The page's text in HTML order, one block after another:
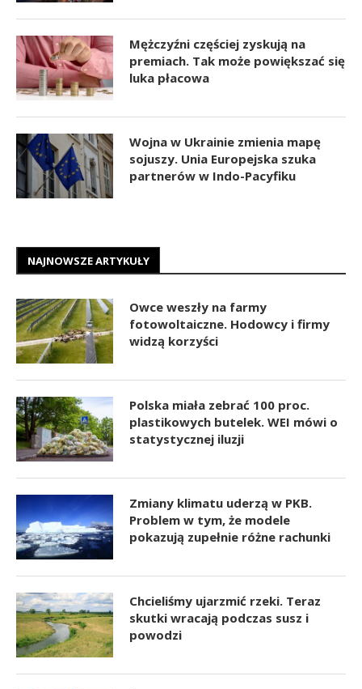
Mężczyźni częściej zyskują na
premiach. Tak może powiększać się
luka płacowa
Wojna w Ukrainie zmienia mapę
sojuszy. Unia Europejska szuka
partnerów w Indo-Pacyfiku
NAJNOWSZE ARTYKUŁY
Owce weszły na farmy
fotowoltaiczne. Hodowcy i firmy
widzą korzyści
Polska miała zebrać 100 proc.
plastikowych butelek. WEI mówi o
statystycznej iluzji
Zmiany klimatu uderzą w PKB.
Problem w tym, że modele
pokazują zupełnie różne rachunki
Chcieliśmy ujarzmić rzeki. Teraz
skutki wracają podczas susz i
powodzi